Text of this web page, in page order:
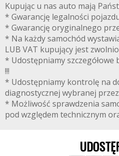
Kupując u nas auto mają
* Gwarancję legalności
* Gwarancję oryginalnego
* Na każdy samochód
LUB VAT kupujący jest
* Udostępniamy
!!!
* Udostępniamy kontrolę na
diagnostycznej wybranej
* Możliwość sprawdzenia
pod względem technicznym